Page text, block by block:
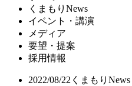
くまもりNews
イベント・講演
メディア
要望・提案
採用情報
2022/08/22 くまもりNews